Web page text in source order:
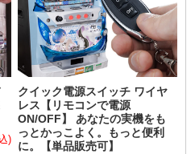
)
クイック電源スイッチ ワイヤ
レス【リモコンで電源
ON/OFF】 あなたの実機をも
っとかっこよく。もっと便利
に。【単品販売可】